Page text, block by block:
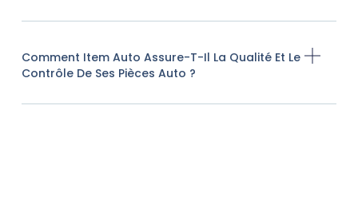
Comment Item Auto Assure-T-Il La Qualité Et Le
Contrôle De Ses Pièces Auto ?